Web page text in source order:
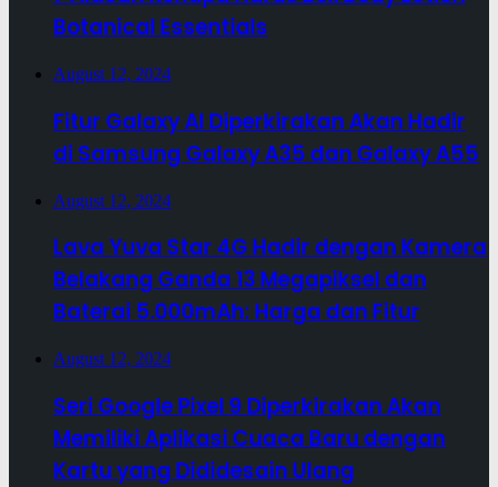
Botanical Essentials
August 12, 2024
Fitur Galaxy AI Diperkirakan Akan Hadir
di Samsung Galaxy A35 dan Galaxy A55
August 12, 2024
Lava Yuva Star 4G Hadir dengan Kamera
Belakang Ganda 13 Megapiksel dan
Baterai 5.000mAh: Harga dan Fitur
August 12, 2024
Seri Google Pixel 9 Diperkirakan Akan
Memiliki Aplikasi Cuaca Baru dengan
Kartu yang Dididesain Ulang